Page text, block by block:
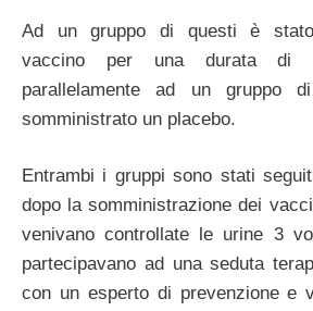
Ad un gruppo di questi è
vaccino per una durata di
parallelamente ad un gruppo
somministrato un placebo.
Entrambi i gruppi sono stati
dopo la somministrazione dei
venivano controllate le urine 3
partecipavano ad una seduta
con un esperto di prevenzione e